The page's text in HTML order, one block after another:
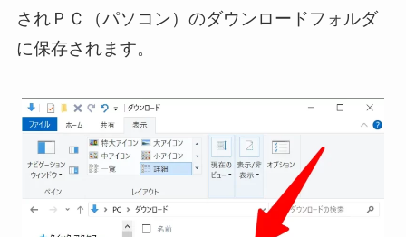
されＰＣ（パソコン）のダウンロードフォルダ
に保存されます。